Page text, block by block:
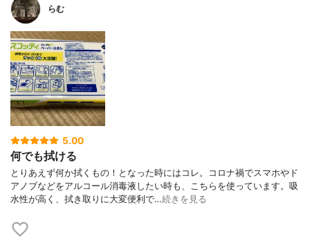
らむ
5.00
何でも拭ける
とりあえず何か拭くもの！となった時にはコレ。コロナ禍でスマホやド
アノブなどをアルコール消毒液したい時も、こちらを使っています。吸
水性が高く、拭き取りに大変便利で…続きを見る